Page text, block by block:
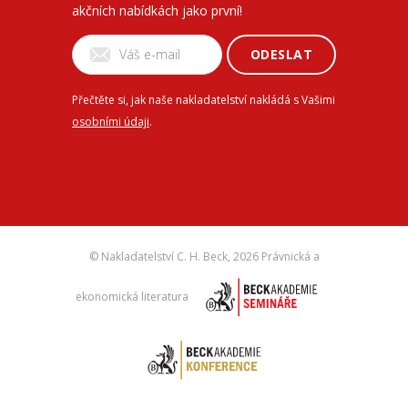
akčních nabídkách jako první!
ODESLAT
Přečtěte si, jak naše nakladatelství nakládá s Vašimi
osobními údaji.
© Nakladatelství C. H. Beck, 2026 Právnická a
ekonomická literatura